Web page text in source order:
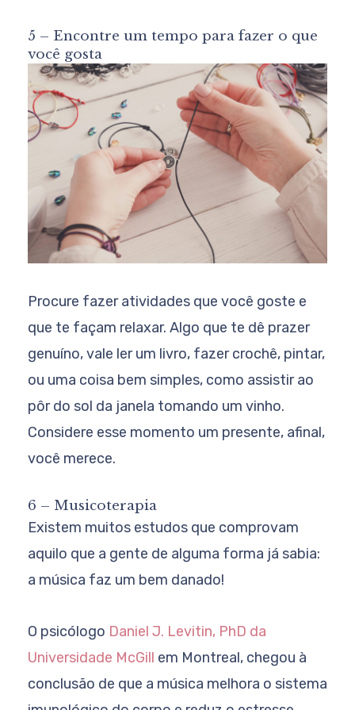
5 – Encontre um tempo para fazer o que
você gosta
Procure fazer atividades que você goste e
que te façam relaxar. Algo que te dê prazer
genuíno, vale ler um livro, fazer crochê, pintar,
ou uma coisa bem simples, como assistir ao
pôr do sol da janela tomando um vinho.
Considere esse momento um presente, afinal,
você merece.
6 – Musicoterapia
Existem muitos estudos que comprovam
aquilo que a gente de alguma forma já sabia:
a música faz um bem danado!
O psicólogo Daniel J. Levitin, PhD da
Universidade McGill em Montreal, chegou à
conclusão de que a música melhora o sistema